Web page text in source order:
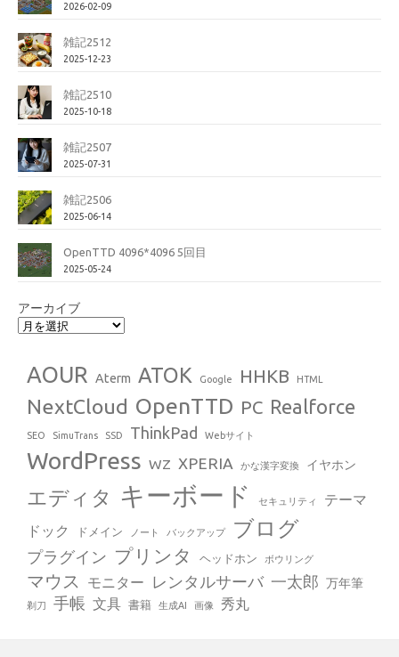
2026-02-09
雑記2512
2025-12-23
雑記2510
2025-10-18
雑記2507
2025-07-31
雑記2506
2025-06-14
OpenTTD 4096*4096 5回目
2025-05-24
アーカイブ
AOUR Aterm ATOK Google HHKB HTML
NextCloud OpenTTD PC Realforce
SEO SimuTrans SSD ThinkPad Webサイト
WordPress WZ XPERIA かな漢字変換 イヤホン
エディタ キーボード セキュリティ
テーマ
ドック
ドメイン ノート バックアップ ブログ
プラグイン プリンタ ヘッドホン ボウリング
マウス モニター レンタルサーバ 一太郎 万年筆
剃刀 手帳 文具 書籍 生成AI 画像 秀丸